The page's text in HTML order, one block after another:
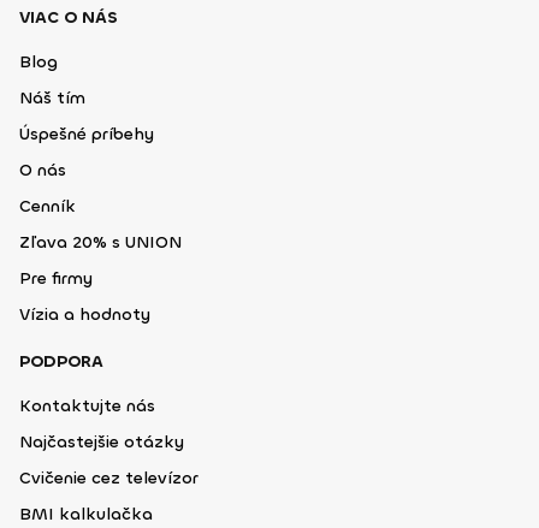
VIAC O NÁS
Blog
Náš tím
Úspešné príbehy
O nás
Cenník
Zľava 20% s UNION
Pre firmy
Vízia a hodnoty
PODPORA
Kontaktujte nás
Najčastejšie otázky
Cvičenie cez televízor
BMI kalkulačka